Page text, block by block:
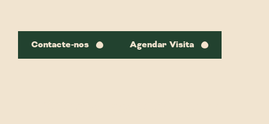
Contacte-nos Agendar Visita